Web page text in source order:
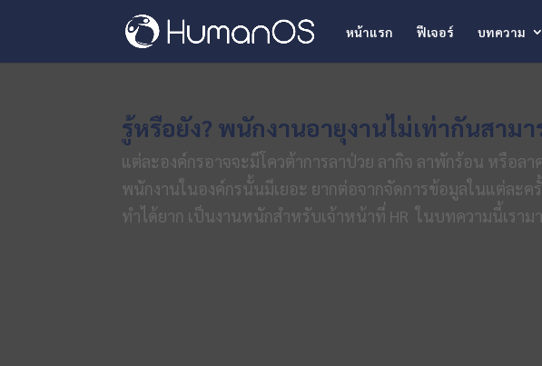
หน้าแรก ฟีเจอร์ บทความ
รู้หรือยัง?​ พนักงานอายุงานไม่เท่ากันสาม
แต่ละองค์กรอาจจะมีโควต้าการลาป่วย ลากิจ ลาพักร้อน หรือล
พนักงานในองค์กรนั้นมีเยอะ ยากต่อจากจัดการข้อมูลในแต่ละค
ทำได้ยาก เป็นงานหนักสำหรับเจ้าหน้าที่ HR ในบทความนี้เราม